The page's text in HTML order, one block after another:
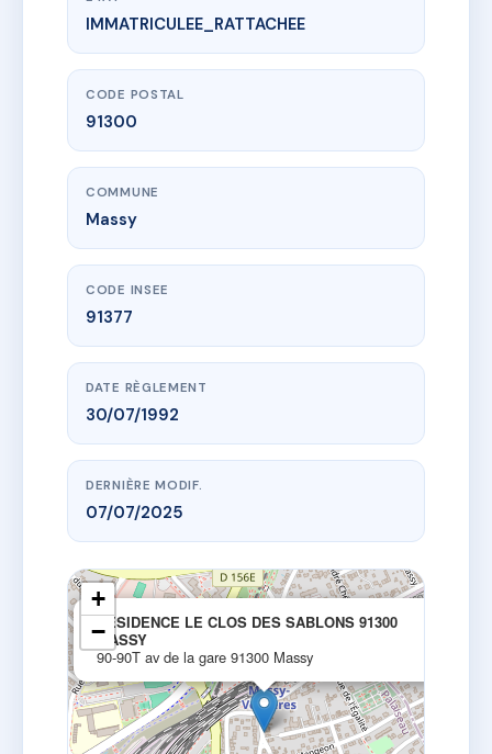
www.vme.plus/AC6758684
RESIDENCE LE CLOS DES SABLONS 91300 MASSY
90-90T av de la gare
IMMATRICULEE_RATTACHEE
CODE POSTAL
91300
COMMUNE
Massy
CODE INSEE
91377
DATE RÈGLEMENT
30/07/1992
DERNIÈRE MODIF.
07/07/2025
RESIDENCE LE CLOS DES SABLONS 91300
MASSY
90-90T av de la gare 91300 Massy
+
−